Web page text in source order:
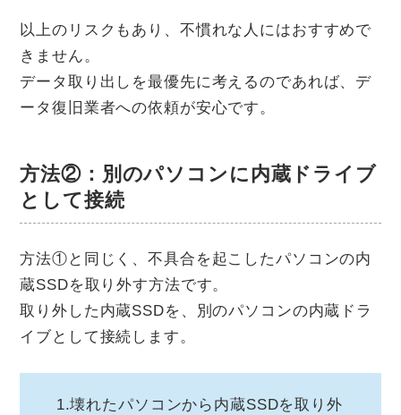
以上のリスクもあり、不慣れな人にはおすすめで
きません。
データ取り出しを最優先に考えるのであれば、デ
ータ復旧業者への依頼が安心です。
方法②：別のパソコンに内蔵ドライブ
として接続
方法①と同じく、不具合を起こしたパソコンの内
蔵SSDを取り外す方法です。
取り外した内蔵SSDを、別のパソコンの内蔵ドラ
イブとして接続します。
1.壊れたパソコンから内蔵SSDを取り外